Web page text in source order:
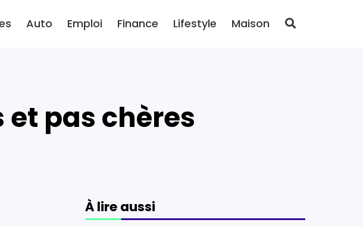
Auto Emploi Finance Lifestyle Maison
et pas chères
À lire aussi